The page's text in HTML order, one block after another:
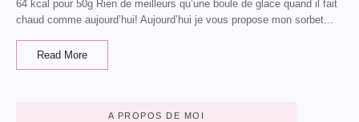
64 kcal pour 50g Rien de meilleurs qu’une boule de glace quand il fait
chaud comme aujourd’hui! Aujourd’hui je vous propose mon sorbet...
Read More
A PROPOS DE MOI